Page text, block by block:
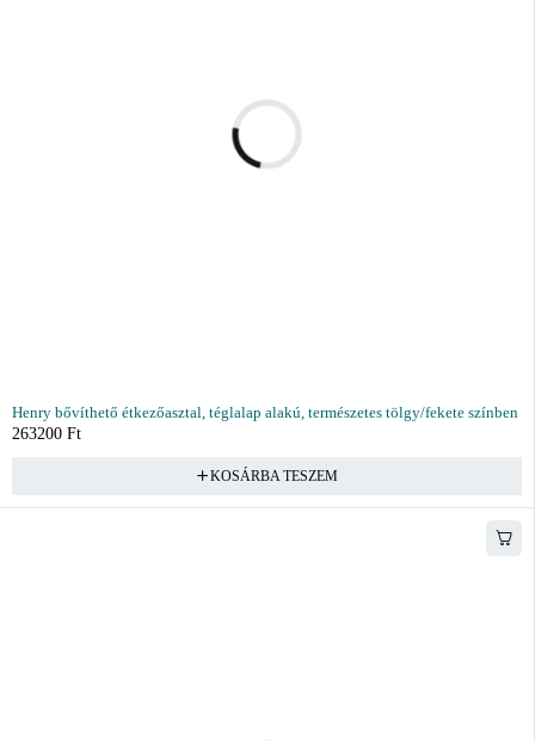
Henry bővíthető étkezőasztal, téglalap alakú, természetes tölgy/fekete színben
263200 Ft
KOSÁRBA TESZEM